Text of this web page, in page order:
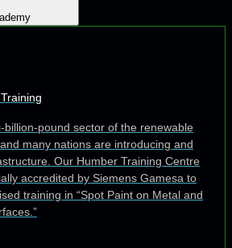
billion-pound sector of the renewable
many nations are introducing and
Our Humber Training Centre
accredited by Siemens Gamesa to
training in “Spot Paint on Metal and